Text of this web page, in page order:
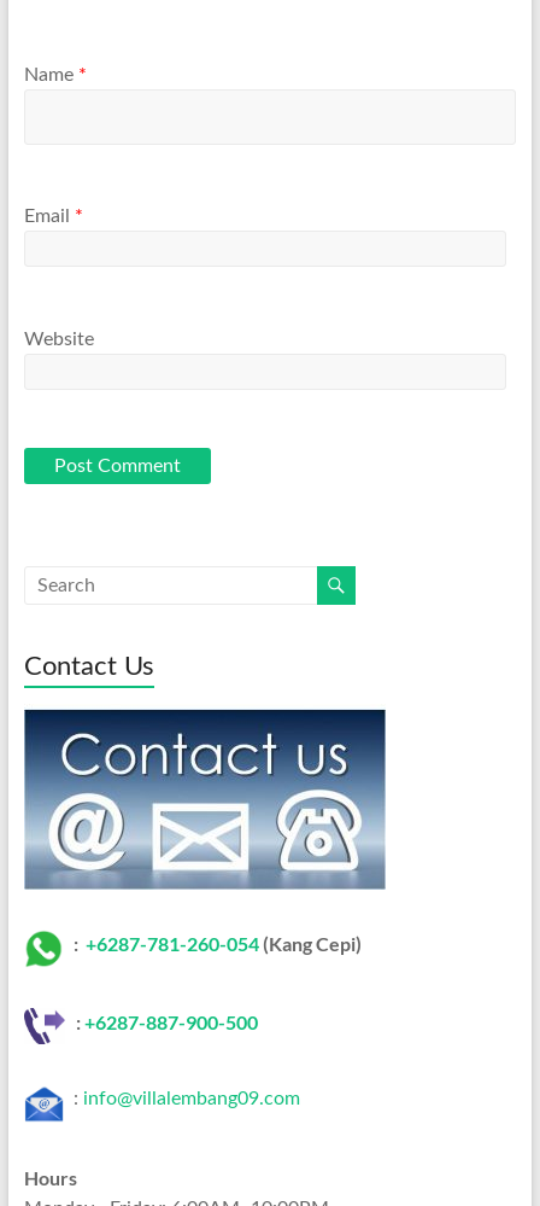
Name *
Email *
Website
Contact Us
: +6287-781-260-054(Kang Cepi)
:+6287-887-900-500
: info@villalembang09.com
Hours